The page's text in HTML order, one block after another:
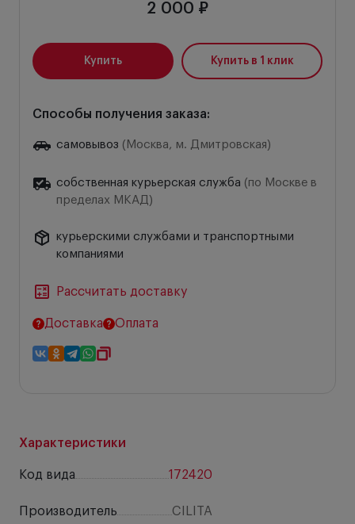
Характеристики
Код вида 172420
Производитель CILITA
2 000 ₽
Купить Купить в 1 клик
Способы получения заказа:
самовывоз (Москва, м. Дмитровская)
собственная курьерская служба (по Москве в
пределах МКАД)
курьерскими службами и транспортными
компаниями
Рассчитать доставку
Доставка Оплата